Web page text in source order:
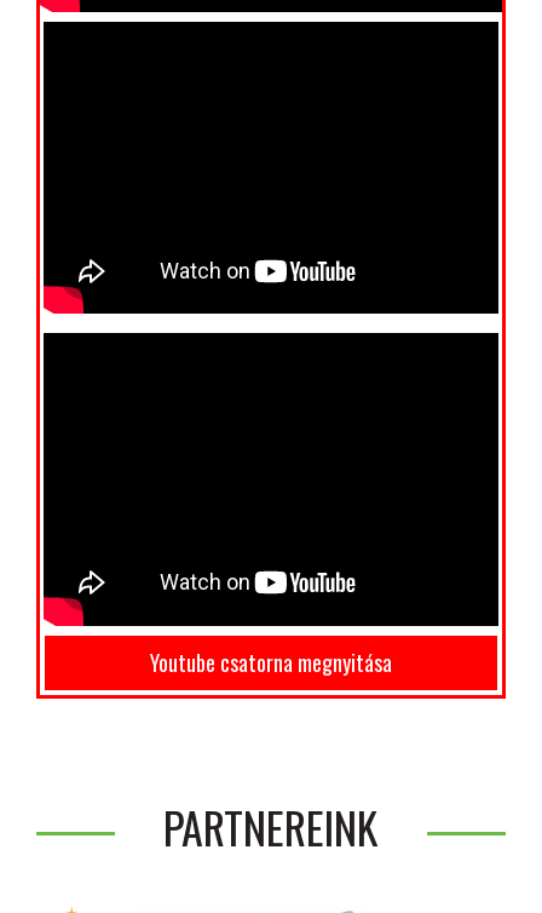
Youtube csatorna megnyitása
PARTNEREINK